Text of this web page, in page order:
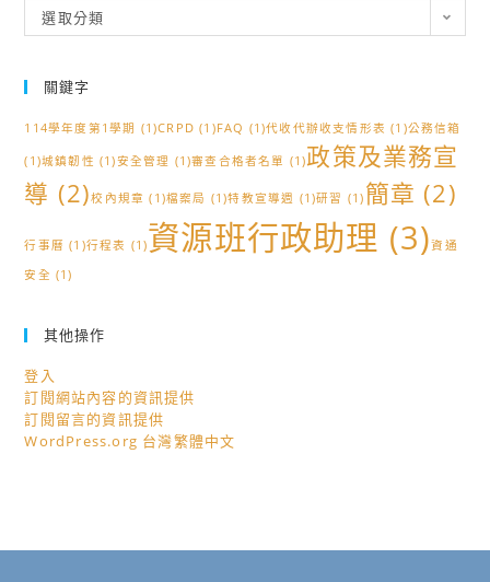
類
選取分類
關鍵字
114學年度第1學期 (1)CRPD (1)FAQ (1)代收代辦收支情形表 (1)公務信箱
(1)城鎮韌性 (1)安全管理 (1)審查合格者名單 (1)政策及業務宣
導 (2)校內規章 (1)檔案局 (1)特教宣導週 (1)研習 (1) 簡章 (2)
行事曆 (1)行程表 (1)資源班行政助理 (3)資通
安全 (1)
其他操作
登入
訂閱網站內容的資訊提供
訂閱留言的資訊提供
WordPress.org 台灣繁體中文